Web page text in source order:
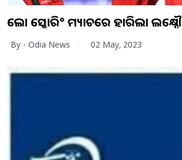
ଲୋ ସ୍କୋରି° ମ୍ୟାଚରେ ହାରିଲା ଲକ୍ଷ୍ନୌ
By - Odia News 02 May, 2023